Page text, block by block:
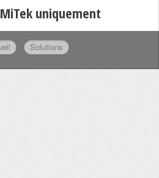
uniquement
Solutions